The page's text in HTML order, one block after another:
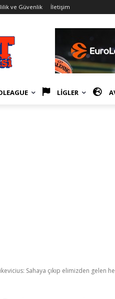
ve Güvenlik İletişim
LİGLER
Sahaya çıkıp elimizden gelen